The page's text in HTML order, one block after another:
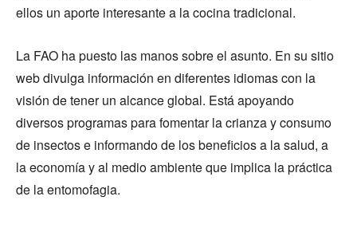
ellos un aporte interesante a la cocina tradicional.
La FAO ha puesto las manos sobre el asunto. En su sitio
web divulga información en diferentes idiomas con la
visión de tener un alcance global. Está apoyando
diversos programas para fomentar la crianza y consumo
de insectos e informando de los beneficios a la salud, a
la economía y al medio ambiente que implica la práctica
de la entomofagia.